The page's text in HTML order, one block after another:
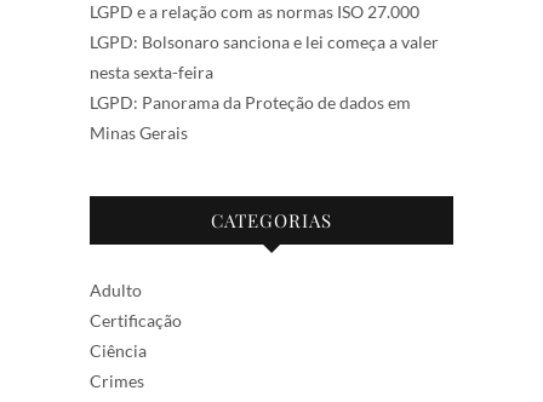
LGPD e a relação com as normas ISO 27.000
LGPD: Bolsonaro sanciona e lei começa a valer
nesta sexta-feira
LGPD: Panorama da Proteção de dados em
Minas Gerais
CATEGORIAS
Adulto
Certificação
Ciência
Crimes